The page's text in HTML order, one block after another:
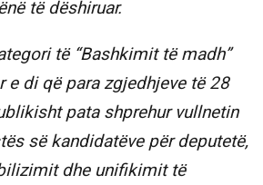
të dëshiruar.
të “Bashkimit të madh”
e di që para zgjedhjeve të 28
pata shprehur vullnetin
së kandidatëve për deputetë,
dhe unifikimit të